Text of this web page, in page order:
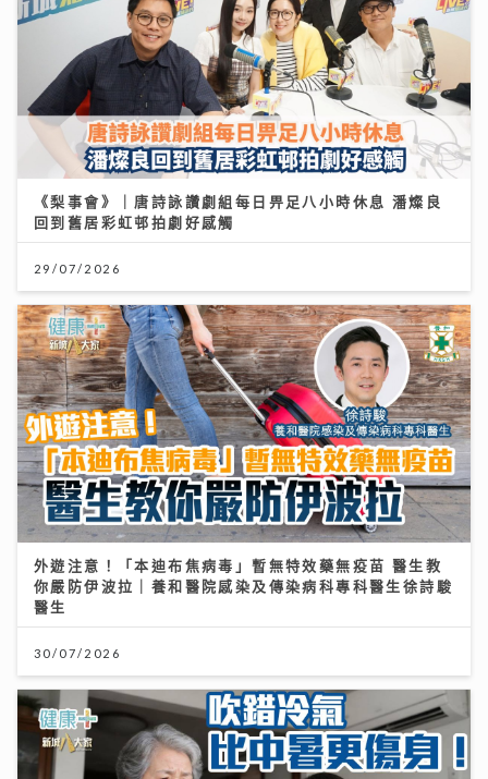
《梨事會》｜唐詩詠讚劇組每日畀足八小時休息 潘燦良
回到舊居彩虹邨拍劇好感觸
29/07/2026
外遊注意！「本迪布焦病毒」暫無特效藥無疫苗 醫生教
你嚴防伊波拉｜養和醫院感染及傳染病科專科醫生徐詩駿
醫生
30/07/2026